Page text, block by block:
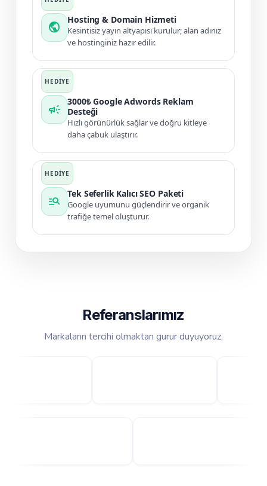
public
Hosting & Domain Hizmeti
Kesintisiz yayın altyapısı kurulur; alan adınız
ve hostinginiz hazır edilir.
campaign
3000₺ Google Adwords Reklam
Desteği
Hızlı görünürlük sağlar ve doğru kitleye
daha çabuk ulaştırır.
manage_search
Tek Seferlik Kalıcı SEO Paketi
Google uyumunu güçlendirir ve organik
trafiğe temel oluşturur.
Referanslarımız
Markaların tercihi olmaktan gurur duyuyoruz.